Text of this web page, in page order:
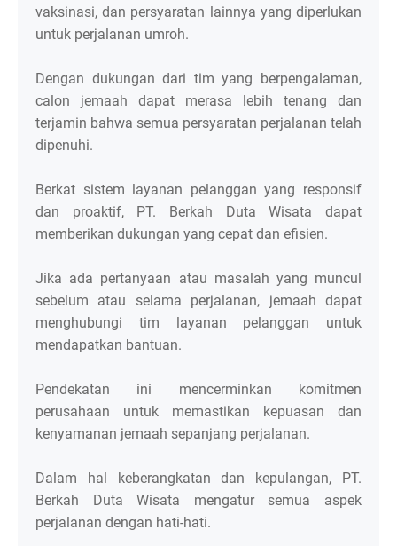
vaksinasi, dan persyaratan lainnya yang diperlukan
untuk perjalanan umroh.
Dengan dukungan dari tim yang berpengalaman,
calon jemaah dapat merasa lebih tenang dan
terjamin bahwa semua persyaratan perjalanan telah
dipenuhi.
Berkat sistem layanan pelanggan yang responsif
dan proaktif, PT. Berkah Duta Wisata dapat
memberikan dukungan yang cepat dan efisien.
Jika ada pertanyaan atau masalah yang muncul
sebelum atau selama perjalanan, jemaah dapat
menghubungi tim layanan pelanggan untuk
mendapatkan bantuan.
Pendekatan ini mencerminkan komitmen
perusahaan untuk memastikan kepuasan dan
kenyamanan jemaah sepanjang perjalanan.
Dalam hal keberangkatan dan kepulangan, PT.
Berkah Duta Wisata mengatur semua aspek
perjalanan dengan hati-hati.